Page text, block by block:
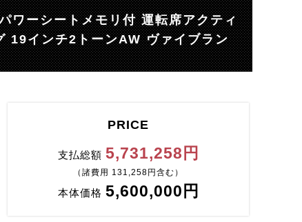
ワーシートメモリ付 運転席アクティ
19インチ2トーンAW ヴァイブラン
PRICE
支払総額 5,731,258円
（諸費用 131,258円含む）
本体価格 5,600,000円